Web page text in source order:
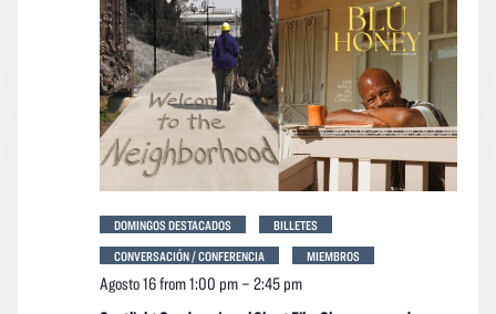
Agosto 16 from 1:00 pm– 2:45 pm
DOMINGOS DESTACADOS
BILLETES
CONVERSACIÓN / CONFERENCIA
MIEMBROS